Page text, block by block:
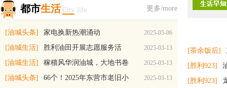
都市生活 City life 更多/more
[油城头条] 家电换新热潮涌动 2025-05-06
[油城生活]
胜利油田开展志愿服务活
动，共绘幸福美好生
2025-03-13
[油城生活]
稼穑风华润油城，大地书卷
启新程
2025-03-13
[油城头条]
66个！2025年东营市老旧小
2025-03-13
[茶余饭后]
[胜利923]
[胜利923]